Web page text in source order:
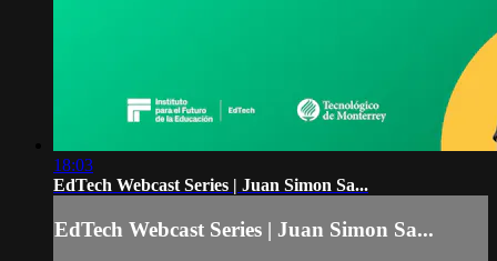
18:03
EdTech Webcast Series | Juan Simon Sa...
EdTech Webcast Series | Juan Simon Sa...